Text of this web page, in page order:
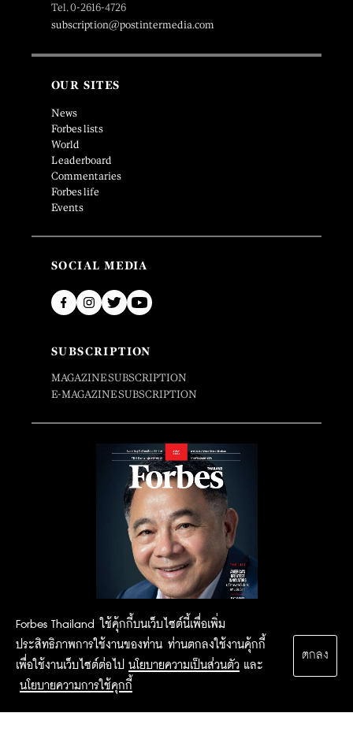
Forbes Thailand ใช้คุ้กกี้บนเว็บไซต์นี้เพื่อเพิ่ม
ประสิทธิภาพการใช้งานของท่าน ท่านตกลงใช้งานคุ้กกี้
เพื่อใช้งานเว็บไซต์ต่อไป นโยบายความเป็นส่วนตัว และ
นโยบายความการใช้คุกกี้
ตกลง
Tel. 0-2616-4726
subscription@postintermedia.com
OUR SITES
News
Forbes lists
World
Leaderboard
Commentaries
Forbes life
Events
SOCIAL MEDIA
SUBSCRIPTION
MAGAZINE SUBSCRIPTION
E-MAGAZINE SUBSCRIPTION
2015 Forbesthailand.com ALL RIGHTS RESERVED